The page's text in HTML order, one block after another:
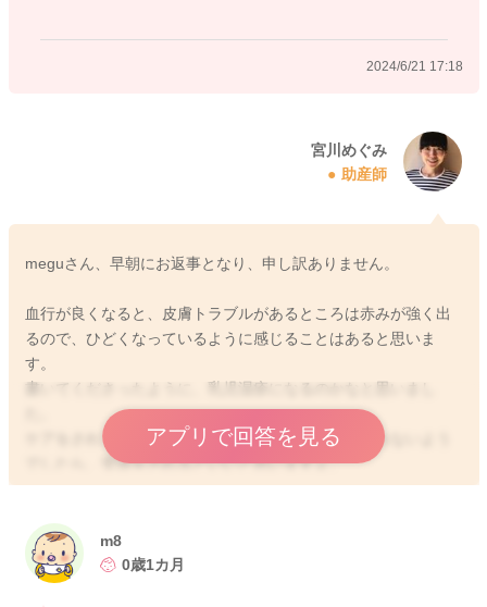
2024/6/17 21:25
2024/6/21 17:18
宮川めぐみ
助産師
meguさん、早朝にお返事となり、申し訳ありません。
血行が良くなると、皮膚トラブルがあるところは赤みが強く出
るので、ひどくなっているように感じることはあると思いま
す。
書いてくださったように、乳児湿疹になるのかなと思いまし
ケアをされていても、あまり改善するように感じられないよう
でしたら、受診をされるといいと思いますよ。
もし可能でしたら、暑くもなってきているので、朝にもシャワ
ーをさっと浴びせてあげて、保湿をその後にされるのもいいと
思いますよ。
アプリで回答を見る
m8
0歳1カ月